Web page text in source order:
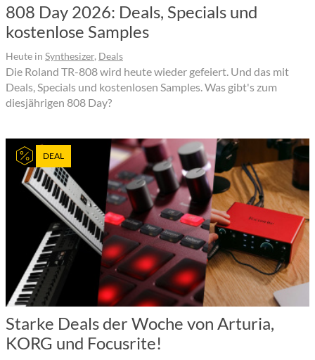
808 Day 2026: Deals, Specials und
kostenlose Samples
Heute in Synthesizer, Deals
Die Roland TR-808 wird heute wieder gefeiert. Und das mit
Deals, Specials und kostenlosen Samples. Was gibt's zum
diesjährigen 808 Day?
DEAL
Starke Deals der Woche von Arturia,
KORG und Focusrite!